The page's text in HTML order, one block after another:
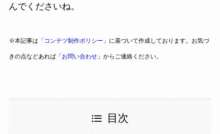
んでくださいね。
※本記事は「 コンテツ制作ポリシー 」に基づいて作成しております。お気づ
きの点などあれば「お問い合わせ」からご連絡ください。
目次